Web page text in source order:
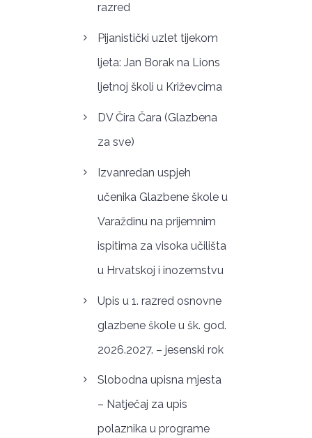
razred
Pijanistički uzlet tijekom
ljeta: Jan Borak na Lions
ljetnoj školi u Križevcima
DV Čira Čara (Glazbena
za sve)
Izvanredan uspjeh
učenika Glazbene škole u
Varaždinu na prijemnim
ispitima za visoka učilišta
u Hrvatskoj i inozemstvu
Upis u 1. razred osnovne
glazbene škole u šk. god.
2026.2027. – jesenski rok
Slobodna upisna mjesta
– Natječaj za upis
polaznika u programe